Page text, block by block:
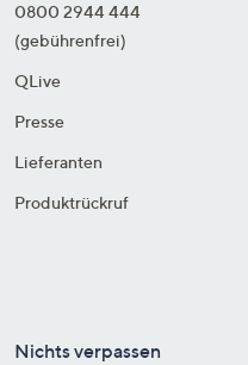
0800 2944 444
(gebührenfrei)
QLive
Presse
Lieferanten
Produktrückruf
Nichts verpassen